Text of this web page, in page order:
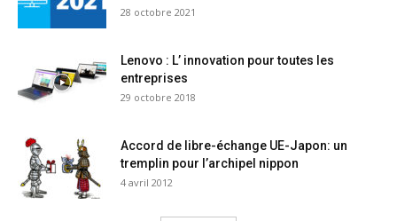
28 octobre 2021
Lenovo : L’ innovation pour toutes les
entreprises
29 octobre 2018
Accord de libre-échange UE-Japon: un
tremplin pour l’archipel nippon
4 avril 2012